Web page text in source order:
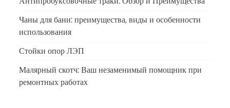
Чаны для бани: преимущества, виды и особенности
использования
Стойки опор ЛЭП
Малярный скотч: Ваш незаменимый помощник при
ремонтных работах